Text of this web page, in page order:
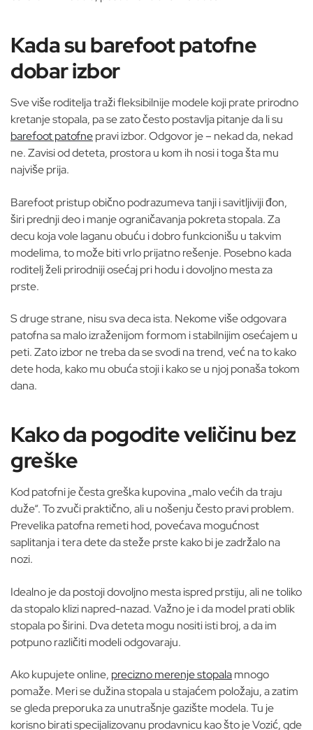
Kada su barefoot patofne
dobar izbor
Sve više roditelja traži fleksibilnije modele koji prate prirodno
kretanje stopala, pa se zato često postavlja pitanje da li su
barefoot patofnepravi izbor. Odgovor je – nekad da, nekad
ne. Zavisi od deteta, prostora u kom ih nosi i toga šta mu
najviše prija.
Barefoot pristup obično podrazumeva tanji i savitljiviji đon,
širi prednji deo i manje ograničavanja pokreta stopala. Za
decu koja vole laganu obuću i dobro funkcionišu u takvim
modelima, to može biti vrlo prijatno rešenje. Posebno kada
roditelj želi prirodniji osećaj pri hodu i dovoljno mesta za
prste.
S druge strane, nisu sva deca ista. Nekome više odgovara
patofna sa malo izraženijom formom i stabilnijim osećajem u
peti. Zato izbor ne treba da se svodi na trend, već na to kako
dete hoda, kako mu obuća stoji i kako se u njoj ponaša tokom
dana.
Kako da pogodite veličinu bez
greške
Kod patofni je česta greška kupovina „malo većih da traju
duže“. To zvuči praktično, ali u nošenju često pravi problem.
Prevelika patofna remeti hod, povećava mogućnost
saplitanja i tera dete da steže prste kako bi je zadržalo na
nozi.
Idealno je da postoji dovoljno mesta ispred prstiju, ali ne toliko
da stopalo klizi napred-nazad. Važno je i da model prati oblik
stopala po širini. Dva deteta mogu nositi isti broj, a da im
potpuno različiti modeli odgovaraju.
Ako kupujete online, precizno merenje stopalamnogo
pomaže. Meri se dužina stopala u stajaćem položaju, a zatim
se gleda preporuka za unutrašnje gazište modela. Tu je
korisno birati specijalizovanu prodavnicu kao što je Vozić, gde